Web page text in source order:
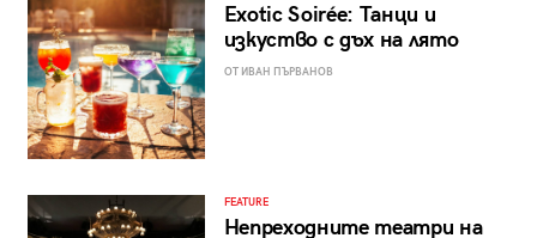
Exotic Soirée: Танци и
изкуство с дъх на лято
ОТ ИВАН ПЪРВАНОВ
FEATURE
Непреходните театри на